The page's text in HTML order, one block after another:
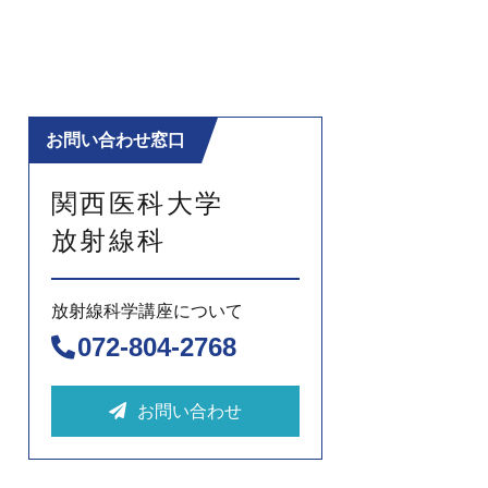
お問い合わせ窓口
関西医科大学
放射線科
放射線科学講座について
072-804-2768
お問い合わせ